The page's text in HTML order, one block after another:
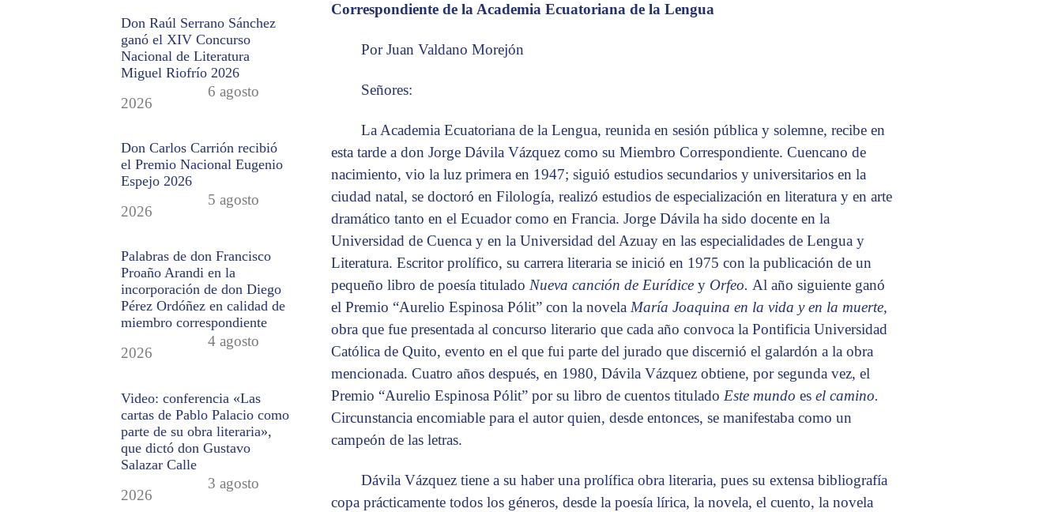
Don Raúl Serrano Sánchez
ganó el XIV Concurso
Nacional de Literatura
Miguel Riofrío 2026
6 agosto
2026
Don Carlos Carrión recibió
el Premio Nacional Eugenio
Espejo 2026
5 agosto
2026
Palabras de don Francisco
Proaño Arandi en la
incorporación de don Diego
Pérez Ordóñez en calidad de
miembro correspondiente
4 agosto
2026
Video: conferencia «Las
cartas de Pablo Palacio como
parte de su obra literaria»,
que dictó don Gustavo
Salazar Calle
3 agosto
2026
Correspondiente de la Academia Ecuatoriana de la Lengua
Por Juan Valdano Morejón
Señores:
La Academia Ecuatoriana de la Lengua, reunida en sesión pública y solemne, recibe en
esta tarde a don Jorge Dávila Vázquez como su Miembro Correspondiente. Cuencano de
nacimiento, vio la luz primera en 1947; siguió estudios secundarios y universitarios en la
ciudad natal, se doctoró en Filología, realizó estudios de especialización en literatura y en arte
dramático tanto en el Ecuador como en Francia. Jorge Dávila ha sido docente en la
Universidad de Cuenca y en la Universidad del Azuay en las especialidades de Lengua y
Literatura. Escritor prolífico, su carrera literaria se inició en 1975 con la publicación de un
pequeño libro de poesía titulado Nueva canción de Eurídice y Orfeo. Al año siguiente ganó
el Premio “Aurelio Espinosa Pólit” con la novela María Joaquina en la vida y en la muerte,
obra que fue presentada al concurso literario que cada año convoca la Pontificia Universidad
Católica de Quito, evento en el que fui parte del jurado que discernió el galardón a la obra
mencionada. Cuatro años después, en 1980, Dávila Vázquez obtiene, por segunda vez, el
Premio “Aurelio Espinosa Pólit” por su libro de cuentos titulado Este mundo es el camino.
Circunstancia encomiable para el autor quien, desde entonces, se manifestaba como un
campeón de las letras.
Dávila Vázquez tiene a su haber una prolífica obra literaria, pues su extensa bibliografía
copa prácticamente todos los géneros, desde la poesía lírica, la novela, el cuento, la novela